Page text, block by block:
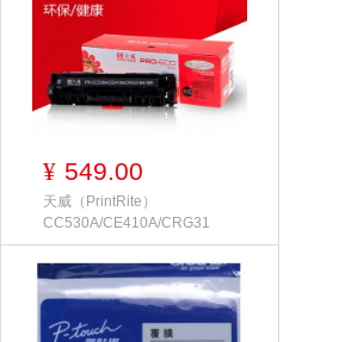
¥ 549.00
天威（PrintRite）
CC530A/CE410A/CRG31